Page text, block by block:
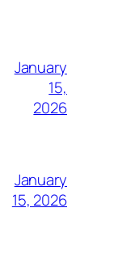
January
15,
2026
January
15, 2026